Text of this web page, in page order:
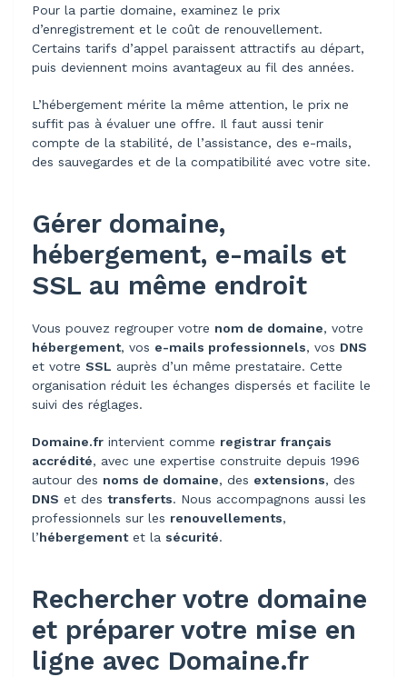
Pour la partie domaine, examinez le prix
d’enregistrement et le coût de renouvellement.
Certains tarifs d’appel paraissent attractifs au départ,
puis deviennent moins avantageux au fil des années.
L’hébergement mérite la même attention, le prix ne
suffit pas à évaluer une offre. Il faut aussi tenir
compte de la stabilité, de l’assistance, des e-mails,
des sauvegardes et de la compatibilité avec votre site.
Gérer domaine,
hébergement, e-mails et
SSL au même endroit
Vous pouvez regrouper votre nom de domaine, votre
hébergement, vos e-mails professionnels, vos DNS
et votre SSL auprès d’un même prestataire. Cette
organisation réduit les échanges dispersés et facilite le
suivi des réglages.
Domaine.fr intervient comme registrar français
accrédité, avec une expertise construite depuis 1996
autour des noms de domaine, des extensions, des
DNS et des transferts. Nous accompagnons aussi les
professionnels sur les renouvellements,
l’hébergementet la sécurité.
Rechercher votre domaine
et préparer votre mise en
ligne avec Domaine.fr